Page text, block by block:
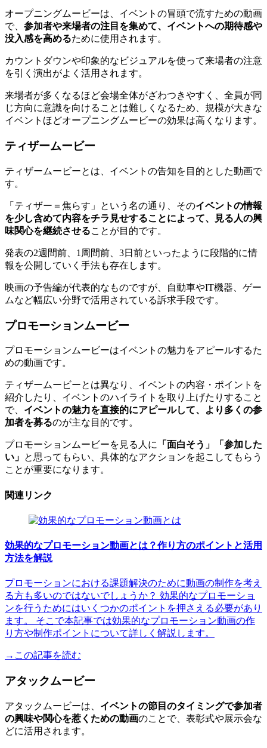
オープニングムービーは、イベントの冒頭で流すための動画
で、 参加者や来場者の注目を集めて、イベントへの期待感や
没入感を高めるために使用されます。
カウントダウンや印象的なビジュアルを使って来場者の注意
を引く演出がよく活用されます。
来場者が多くなるほど会場全体がざわつきやすく、全員が同
じ方向に意識を向けることは難しくなるため、規模が大きな
イベントほどオープニングムービーの効果は高くなります。
ティザームービー
ティザームービーとは、イベントの告知を目的とした動画で
す。
「ティザー＝焦らす」という名の通り、そのイベントの情報
を少し含めて内容をチラ見せすることによって、見る人の興
味関心を継続させることが目的です。
発表の2週間前、1周間前、3日前といったように段階的に情
報を公開していく手法も存在します。
映画の予告編が代表的なものですが、自動車やIT機器、ゲー
ムなど幅広い分野で活用されている訴求手段です。
プロモーションムービー
プロモーションムービーはイベントの魅力をアピールするた
めの動画です。
ティザームービーとは異なり、イベントの内容・ポイントを
紹介したり、イベントのハイライトを取り上げたりすること
で、 イベントの魅力を直接的にアピールして、より多くの参
加者を募るのが主な目的です。
プロモーションムービーを見る人に
「面白そう」「参加した
い」 と思ってもらい、具体的なアクションを起こしてもらう
ことが重要になります。
関連リンク
効果的なプロモーション動画とは？作り方のポイントと活用
方法を解説
プロモーションにおける課題解決のために動画の制作を考え
る方も多いのではないでしょうか？ 効果的なプロモーショ
ンを行うためにはいくつかのポイントを押さえる必要があり
ます。 そこで本記事では効果的なプロモーション動画の作
り方や制作ポイントについて詳しく解説します。
→この記事を読む
アタックムービー
アタックムービーは、 イベントの節目のタイミングで参加者
の興味や関心を惹くための動画のことで、表彰式や展示会な
どに活用されます。